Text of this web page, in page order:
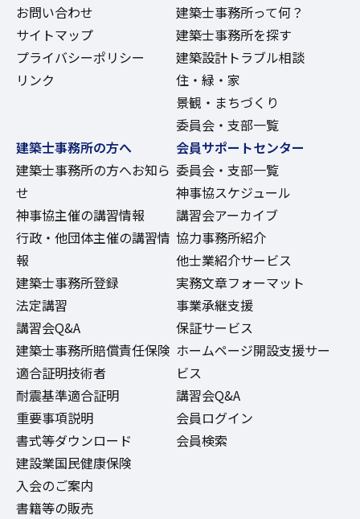
お問い合わせ
サイトマップ
プライバシーポリシー
リンク
建築士事務所って何？
建築士事務所を探す
建築設計トラブル相談
住・緑・家
景観・まちづくり
委員会・支部一覧
建築士事務所の方へ
建築士事務所の方へお知ら
せ
神事協主催の講習情報
行政・他団体主催の講習情
報
建築士事務所登録
法定講習
講習会Q&A
建築士事務所賠償責任保険
適合証明技術者
耐震基準適合証明
重要事項説明
書式等ダウンロード
建設業国民健康保険
入会のご案内
書籍等の販売
会員サポートセンター
委員会・支部一覧
神事協スケジュール
講習会アーカイブ
協力事務所紹介
他士業紹介サービス
実務文章フォーマット
事業承継支援
保証サービス
ホームページ開設支援サー
ビス
講習会Q&A
会員ログイン
会員検索